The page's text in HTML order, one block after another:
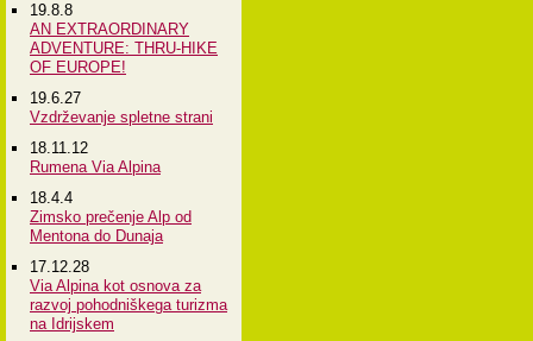
19.8.8
AN EXTRAORDINARY
ADVENTURE: THRU-HIKE
OF EUROPE!
19.6.27
Vzdrževanje spletne strani
18.11.12
Rumena Via Alpina
18.4.4
Zimsko prečenje Alp od
Mentona do Dunaja
17.12.28
Via Alpina kot osnova za
razvoj pohodniškega turizma
na Idrijskem